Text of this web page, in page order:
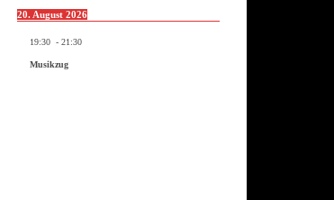
20. August 2026
19:30 - 21:30
Musikzug